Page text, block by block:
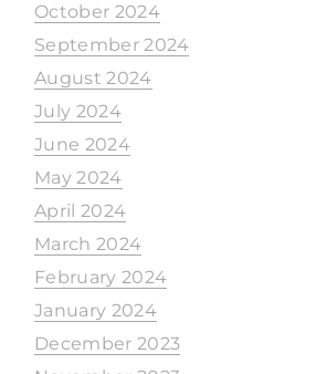
October 2024
September 2024
August 2024
July 2024
June 2024
May 2024
April 2024
March 2024
February 2024
January 2024
December 2023